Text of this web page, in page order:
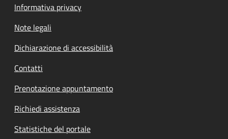
Informativa privacy
Note legali
Dichiarazione di accessibilità
Contatti
Prenotazione appuntamento
Richiedi assistenza
Statistiche del portale